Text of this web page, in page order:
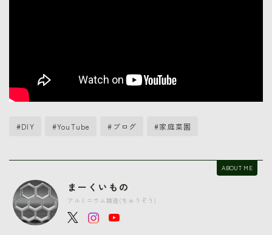
#DIY #YouTube #ブログ #家庭菜園
ABOUT ME
まーくいもの
アルミニウム鋳造(ちゅうぞう)